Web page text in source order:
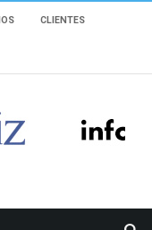
CLIENTES